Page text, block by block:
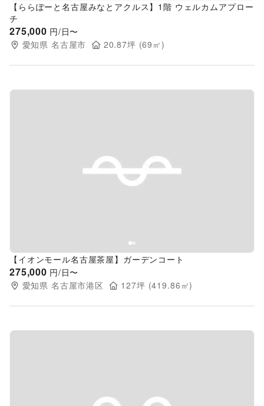
【ららぽーと名古屋みなとアクルス】1階 ウェルカムアプロー
チ
275,000 円/日〜
愛知県 名古屋市 20.87坪 (69 ㎡)
Previous slide
【イオンモール名古屋茶屋】ガーデンコート
275,000 円/日〜
愛知県 名古屋市港区 127坪 (419.86 ㎡)